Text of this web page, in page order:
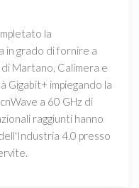
la
in grado di fornire a
Martano, Calimera e
Gigabit+ impiegando la
a 60 GHz di
raggiunti hanno
4.0 presso